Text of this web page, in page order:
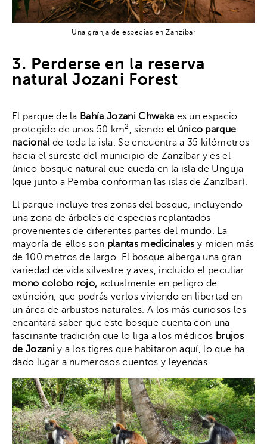
Una granja de especias en Zanzíbar
3. Perderse en la reserva
natural Jozani Forest
El parque de la Bahía Jozani Chwaka es un espacio
protegido de unos 50 km2 , siendo el único parque
nacional de toda la isla. Se encuentra a 35 kilómetros
hacia el sureste del municipio de Zanzíbar y es el
único bosque natural que queda en la isla de Unguja
(que junto a Pemba conforman las islas de Zanzíbar).
El parque incluye tres zonas del bosque, incluyendo
una zona de árboles de especias replantados
provenientes de diferentes partes del mundo. La
mayoría de ellos son plantas medicinales y miden más
de 100 metros de largo. El bosque alberga una gran
variedad de vida silvestre y aves, incluido el peculiar
mono colobo rojo, actualmente en peligro de
extinción, que podrás verlos viviendo en libertad en
un área de arbustos naturales. A los más curiosos les
encantará saber que este bosque cuenta con una
fascinante tradición que lo liga a los médicos brujos
de Jozani y a los tigres que habitaron aquí, lo que ha
dado lugar a numerosos cuentos y leyendas.